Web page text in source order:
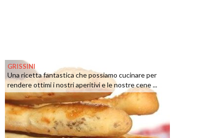
GRISSINI
Una ricetta fantastica che possiamo cucinare per
rendere ottimi i nostri aperitivi e le nostre cene ...